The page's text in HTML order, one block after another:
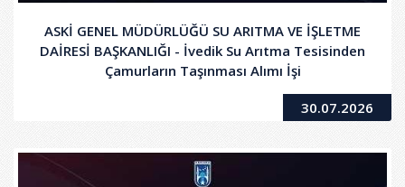
ASKİ GENEL MÜDÜRLÜĞÜ SU ARITMA VE İŞLETME
DAİRESİ BAŞKANLIĞI - İvedik Su Arıtma Tesisinden
Çamurların Taşınması Alımı İşi
30.07.2026